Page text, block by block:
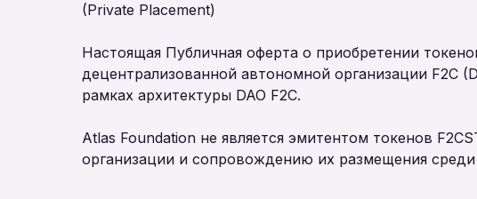
(Private Placement)
Настоящая Публичная оферта о приобретении
децентрализованной автономной организации F2C
рамках архитектуры DAO F2C.
Atlas Foundation не является эмитентом токенов
организации и сопровождению их размещения среди